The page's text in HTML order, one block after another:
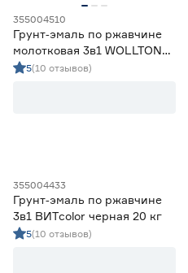
355004510
Грунт‑эмаль по ржавчине
молотковая 3в1 WOLLTON
RAL 7005 серая 1,9 кг
5(10 отзывов)
355004433
Грунт‑эмаль по ржавчине
3в1 ВИТcolor черная 20 кг
5(10 отзывов)